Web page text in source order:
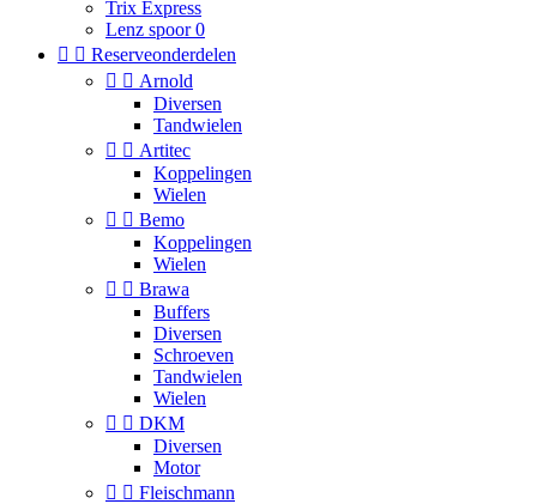
Trix Express
Lenz spoor 0
  Reserveonderdelen
  Arnold
Diversen
Tandwielen
  Artitec
Koppelingen
Wielen
  Bemo
Koppelingen
Wielen
  Brawa
Buffers
Diversen
Schroeven
Tandwielen
Wielen
  DKM
Diversen
Motor
  Fleischmann